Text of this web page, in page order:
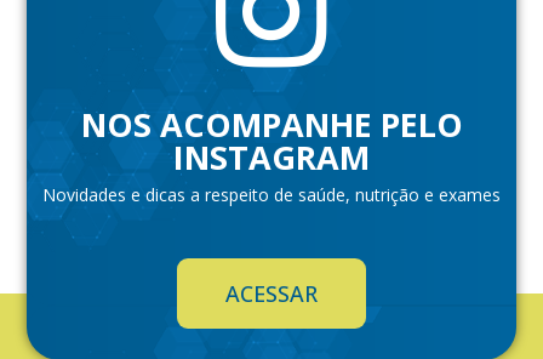
NOS ACOMPANHE PELO
INSTAGRAM
Novidades e dicas a respeito de saúde, nutrição e exames
ACESSAR